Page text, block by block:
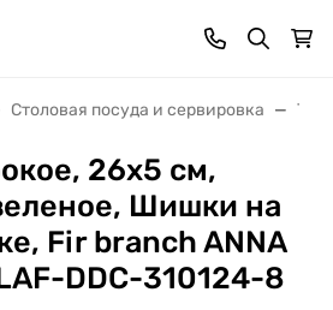
Cтоловая посуда и сервировка
26х5 см,
Шишки на
Fir branch ANNA
DDC-310124-8